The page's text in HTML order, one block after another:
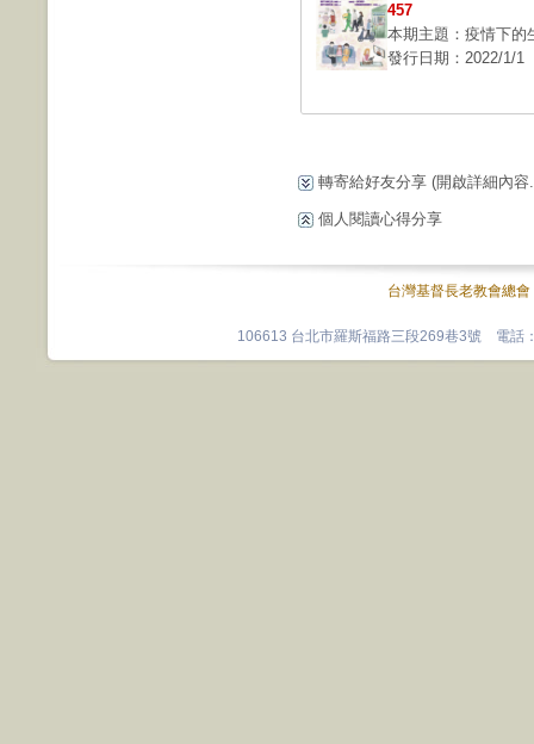
457
本期主題：疫情下的
發行日期：2022/1/1
轉寄給好友分享 (開啟詳細內容
個人閱讀心得分享
台灣基督長老教會總會
106613 台北市羅斯福路三段269巷3號 電